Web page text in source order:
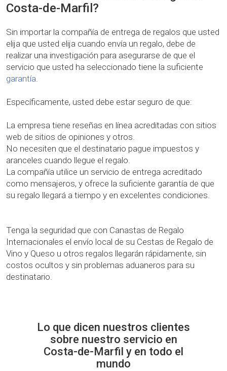
Costa-de-Marfil?
Sin importar la compañía de entrega de regalos que usted
elija que usted elija cuando envía un regalo, debe de
realizar una investigación para asegurarse de que el
servicio que usted ha seleccionado tiene la suficiente
garantía.
Específicamente, usted debe estar seguro de que:
La empresa tiene reseñas en línea acreditadas con sitios
web de sitios de opiniones y otros.
No necesiten que el destinatario pague impuestos y
aranceles cuando llegue el regalo.
La compañía utilice un servicio de entrega acreditado
como mensajeros, y ofrece la suficiente garantía de que
su regalo llegará a tiempo y en excelentes condiciones.
Tenga la seguridad que con Canastas de Regalo
Internacionales el envío local de su Cestas de Regalo de
Vino y Queso u otros regalos llegarán rápidamente, sin
costos ocultos y sin problemas aduaneros para su
destinatario.
Lo que dicen nuestros clientes
sobre nuestro servicio en
Costa-de-Marfil y en todo el
mundo